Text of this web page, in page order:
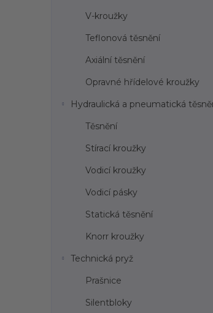
V-kroužky
Teflonová těsnění
Axiální těsnění
Opravné hřídelové kroužky
Hydraulická a pneumatická
Těsnění
Stírací kroužky
Vodicí kroužky
Vodicí pásky
Statická těsnění
Knorr kroužky
Technická pryž
Prašnice
Silentbloky